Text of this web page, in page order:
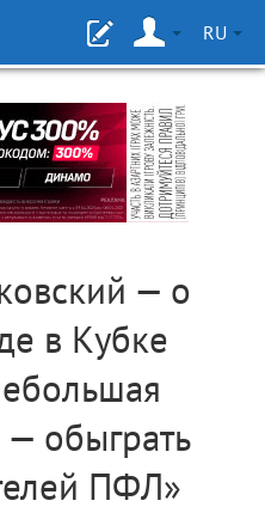
RU
— о
в Кубке
— обыграть
ПФЛ»